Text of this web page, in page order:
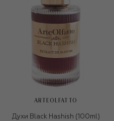
ARTEOLFATTO
Духи Black Hashish (100ml)